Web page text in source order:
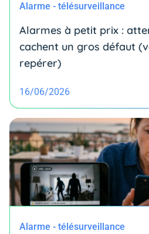
Alarme - télésurveillance
Alarmes à petit prix :
cachent un gros défaut
repérer)
16/06/2026
Alarme - télésurveillance